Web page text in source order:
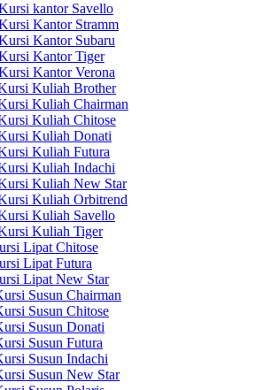
kantor Savello
Kantor Stramm
Kantor Subaru
Kantor Tiger
Kantor Verona
Kuliah Brother
Kuliah Chairman
Kuliah Chitose
Kuliah Donati
Kuliah Futura
Kuliah Indachi
Kuliah New Star
Kuliah Orbitrend
Kuliah Savello
Kuliah Tiger
Lipat Chitose
Lipat Futura
Lipat New Star
Susun Chairman
Susun Chitose
Susun Donati
Susun Futura
Susun Indachi
Susun New Star